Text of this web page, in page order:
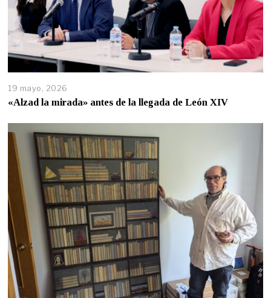
19 mayo, 2026
«Alzad la mirada» antes de la llegada de León XIV